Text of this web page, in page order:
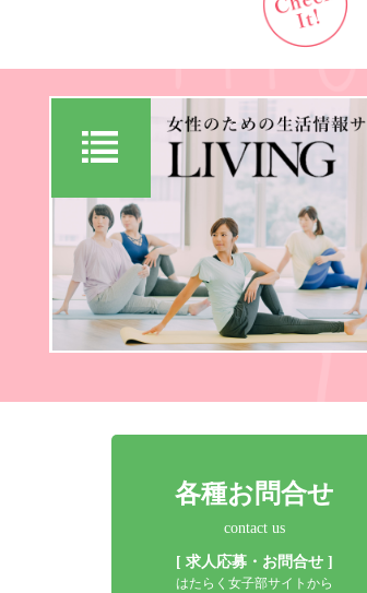
各種お問合せ
contact us
[ 求人応募・お問合せ ]
はたらく女子部サイトから